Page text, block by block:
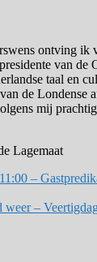
ontving ik
van de
taal en
de Londense
mij
Lagemaat
–
weer –